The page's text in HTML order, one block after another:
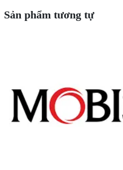
Sản phẩm tương tự